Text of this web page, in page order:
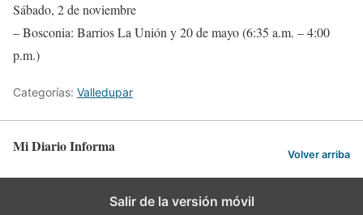
Sábado, 2 de noviembre
– Bosconia: Barrios La Unión y 20 de mayo (6:35 a.m. – 4:00
p.m.)
Categorías: Valledupar
Mi Diario Informa Volver arriba
Salir de la versión móvil